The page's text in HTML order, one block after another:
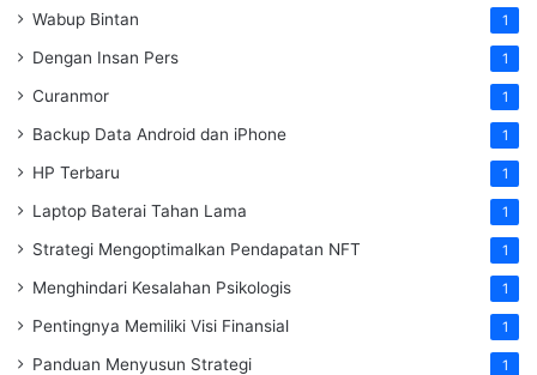
Wabup Bintan 1
Dengan Insan Pers 1
Curanmor 1
Backup Data Android dan iPhone 1
HP Terbaru 1
Laptop Baterai Tahan Lama 1
Strategi Mengoptimalkan Pendapatan NFT 1
Menghindari Kesalahan Psikologis 1
Pentingnya Memiliki Visi Finansial 1
Panduan Menyusun Strategi 1